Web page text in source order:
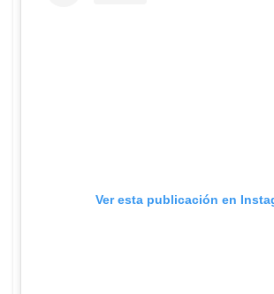
Ver esta publicación en